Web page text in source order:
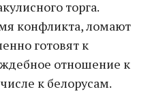
торга.
конфликта, ломают
готовят к
отношение к
к белорусам.